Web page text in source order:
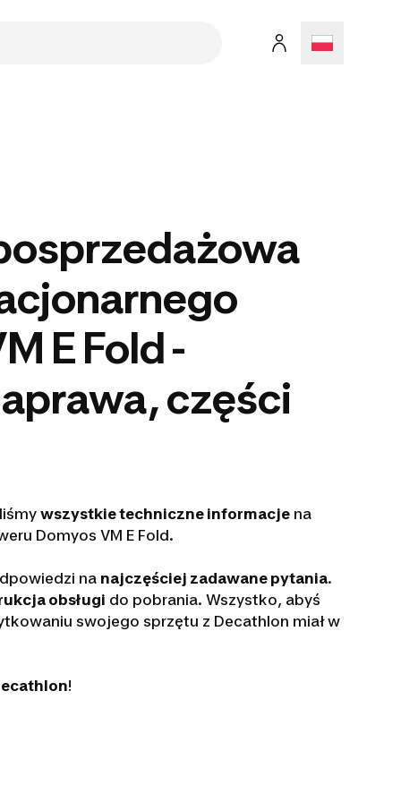
E Fold -
części
wszystkie techniczne informacjena
Domyos VM E Fold.
na najczęściej zadawane pytania.
obsługi do pobrania. Wszystko, abyś
swojego sprzętu z Decathlon miał w
!